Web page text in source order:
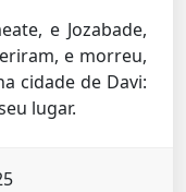
e Jozabade,
e morreu,
cidade de Davi:
lugar.